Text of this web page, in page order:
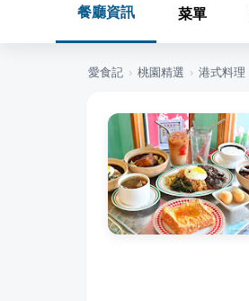
餐廳資訊 菜單
愛食記 › 桃園精選 › 港式料理